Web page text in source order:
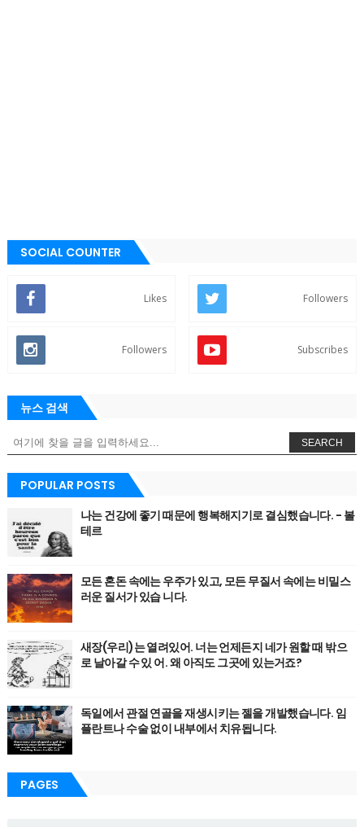
SOCIAL COUNTER
Likes Followers
Followers Subscribes
뉴스 검색
SEARCH
POPULAR POSTS
나는 건강에 좋기 때문에 행복해지기로 결심했습니다. - 볼
테르
모든 혼돈 속에는 우주가 있고, 모든 무질서 속에는 비밀스
러운 질서가 있습 니다.
새장(우리)는 열려있어. 너는 언제든지 네가 원할 때 밖으
로 날아갈 수 있 어. 왜 아직도 그곳에 있는거죠?
독일에서 관절 연골을 재생시키는 젤을 개발했습니다. 임
플란트나 수술 없이 내부에서 치유됩니다.
PAGES